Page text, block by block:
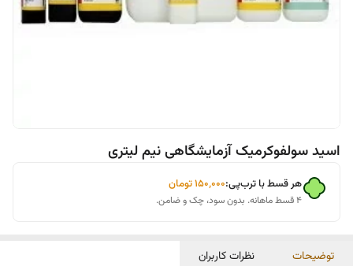
اسید سولفوکرمیک آزمایشگاهی نیم لیتری
هر قسط با ترب‌پی:۱۵۰٬۰۰۰تومان
۴ قسط ماهانه. بدون سود، چک و ضامن.
توضیحات نظرات کاربران